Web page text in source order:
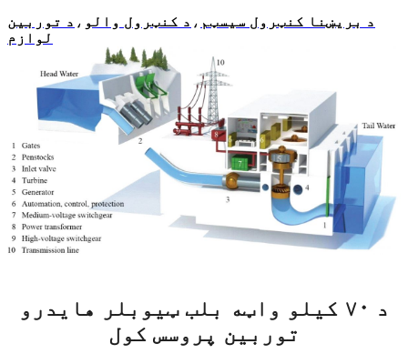
د بریښنا کنټرول سیسټم ، د کنټرول والو ، د توربین
لوازم
د ۷۰ کیلو واټه بلب ټیوبلر هایدرو
توربین پروسس کول